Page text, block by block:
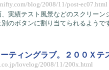
blog/2008/11/post-ec07.html
実績テスト風景などのスクリーン
のボタンに割り当てられるようで
ティングラブ。２００Ｘテ
lovelog/2008/11/200x.html